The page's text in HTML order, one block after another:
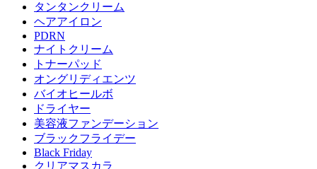
タンタンクリーム
ヘアアイロン
PDRN
ナイトクリーム
トナーパッド
オングリディエンツ
バイオヒールボ
ドライヤー
美容液ファンデーション
ブラックフライデー
Black Friday
クリアマスカラ